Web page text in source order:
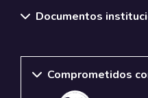
Documentos
Comprometidos